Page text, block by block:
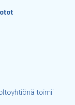
toimii